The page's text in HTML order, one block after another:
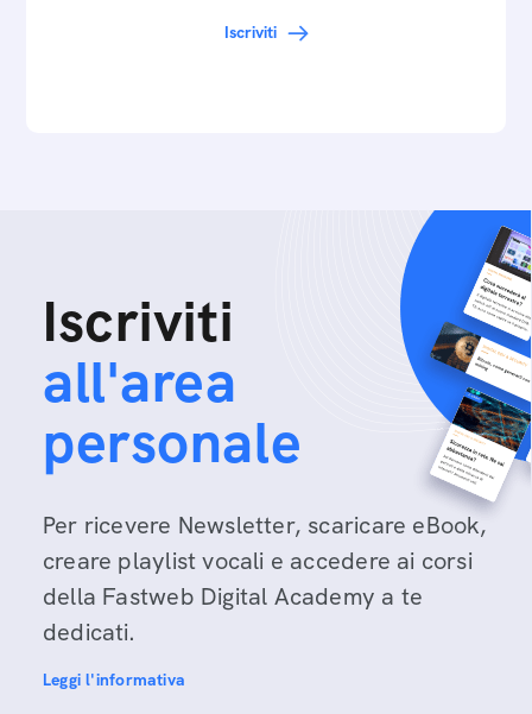
Iscriviti
Iscriviti
all'area
personale
Per ricevere Newsletter, scaricare eBook,
creare playlist vocali e accedere ai corsi
della Fastweb Digital Academy a te
dedicati.
Leggi l'informativa